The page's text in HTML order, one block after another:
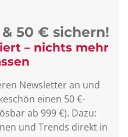
50 € sichern!
– nichts mehr
Newsletter an und
einen 50 €-
ab 999 €). Dazu:
und Trends direkt in